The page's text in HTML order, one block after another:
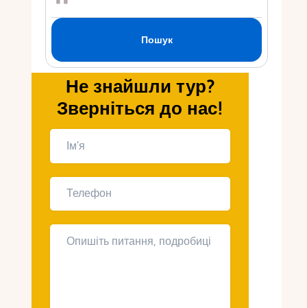
Не знайшли тур?
Зверніться до нас!